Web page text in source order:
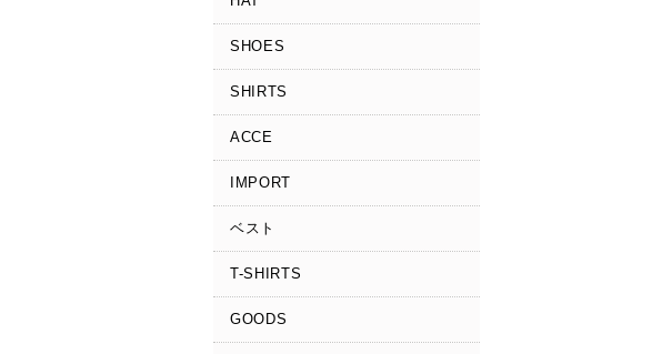
SHOES
SHIRTS
ACCE
IMPORT
ベスト
T-SHIRTS
GOODS